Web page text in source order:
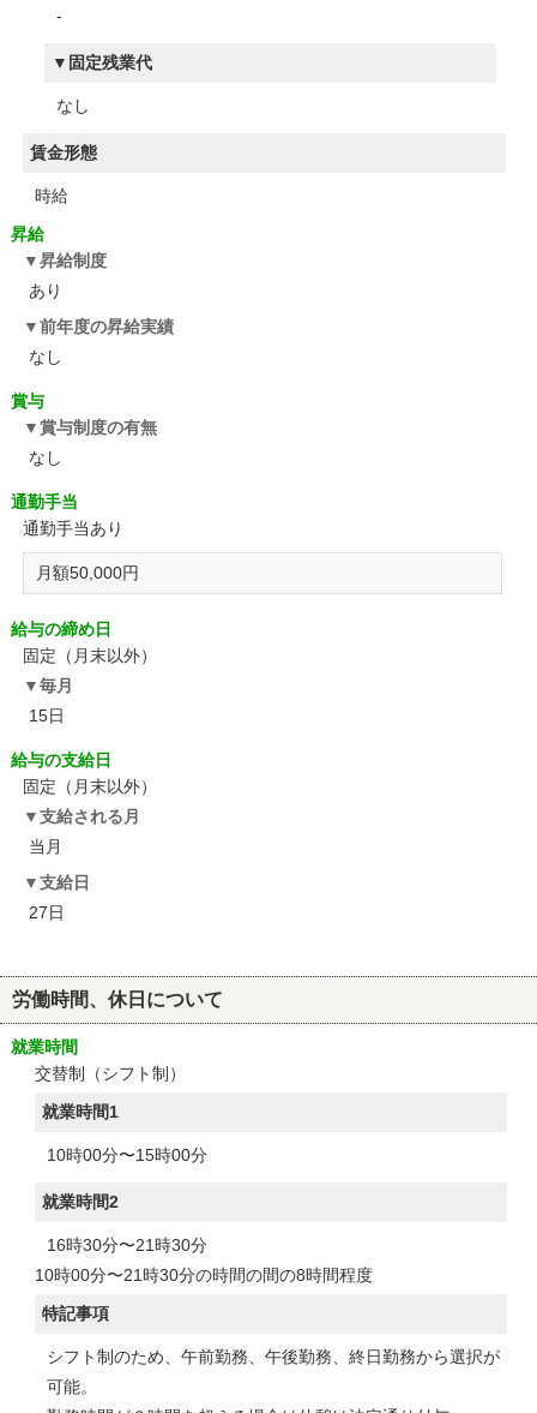
-
固定残業代
なし
賃金形態
時給
昇給
昇給制度
あり
前年度の昇給実績
なし
賞与
賞与制度の有無
なし
通勤手当
通勤手当あり
月額50,000円
給与の締め日
固定（月末以外）
毎月
15日
給与の支給日
固定（月末以外）
支給される月
当月
支給日
27日
労働時間、休日について
就業時間
交替制（シフト制）
就業時間1
10時00分〜15時00分
就業時間2
16時30分〜21時30分
10時00分〜21時30分の時間の間の8時間程度
特記事項
シフト制のため、午前勤務、午後勤務、終日勤務から選択が
可能。